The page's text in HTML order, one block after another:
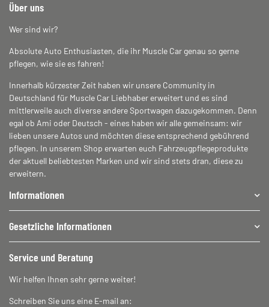
Über uns
Wer sind wir?
Absolute Auto Enthusiasten, die ihr Muscle Car genau so gerne
pflegen, wie sie es fahren!
Innerhalb kürzester Zeit haben wir unsere Community in
Deutschland für Muscle Car Liebhaber erweitert und es sind
mittlerweile auch diverse andere Sportwagen dazugekommen. Denn
egal ob Ami oder Deutsch - eines haben wir alle gemeinsam: wir
lieben unsere Autos und möchten diese entsprechend gebührend
pflegen. In unserem Shop erwarten euch Fahrzeugpflegeprodukte
der aktuell beliebtesten Marken und wir sind stets dran, diese zu
erweitern.
Informationen
Gesetzliche Informationen
Service und Beratung
Wir helfen Ihnen sehr gerne weiter!
Schreiben Sie uns eine E-mail an: